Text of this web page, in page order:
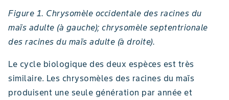
Figure 1. Chrysomèle occidentale des racines du
maïs adulte (à gauche); chrysomèle septentrionale
des racines du maïs adulte (à droite).
Le cycle biologique des deux espèces est très
similaire. Les chrysomèles des racines du maïs
produisent une seule génération par année et